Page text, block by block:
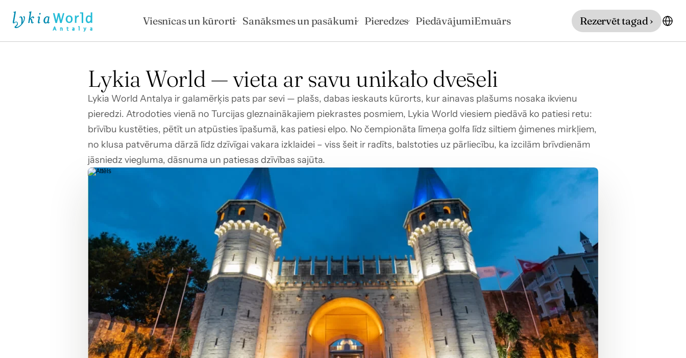
Lykia World — vieta ar savu unikālo dvēseli
Lykia World Antalya ir galamērķis pats par sevi — plašs, dabas ieskauts kūrorts, kur ainavas plašums nosaka ikvienu
pieredzi. Atrodoties vienā no Turcijas gleznainākajiem piekrastes posmiem, Lykia World viesiem piedāvā ko patiesi retu:
brīvību kustēties, pētīt un atpūsties īpašumā, kas patiesi elpo. No čempionāta līmeņa golfa līdz siltiem ģimenes mirkļiem,
no klusa patvēruma dārzā līdz dzīvīgai vakara izklaidei – viss šeit ir radīts, balstoties uz pārliecību, ka izcilām brīvdienām
jāsniedz viegluma, dāsnuma un patiesas dzīvības sajūta.
Viesnīcas un kūrorti Sanāksmes un pasākumi Pieredzes PiedāvājumiEmuārs Rezervēt tagad ›